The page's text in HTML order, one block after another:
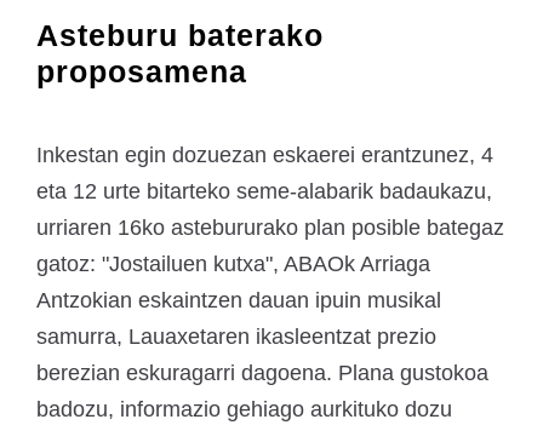
Asteburu baterako
proposamena
Inkestan egin dozuezan eskaerei erantzunez, 4
eta 12 urte bitarteko seme-alabarik badaukazu,
urriaren 16ko astebururako plan posible bategaz
gatoz: "Jostailuen kutxa", ABAOk Arriaga
Antzokian eskaintzen dauan ipuin musikal
samurra, Lauaxetaren ikasleentzat prezio
berezian eskuragarri dagoena. Plana gustokoa
badozu, informazio gehiago aurkituko dozu